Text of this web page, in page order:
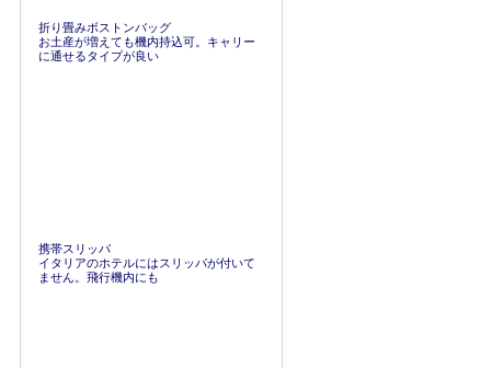
折り畳みボストンバッグ
お土産が増えても機内持込可。キャリー
に通せるタイプが良い
携帯スリッパ
イタリアのホテルにはスリッパが付いて
ません。飛行機内にも